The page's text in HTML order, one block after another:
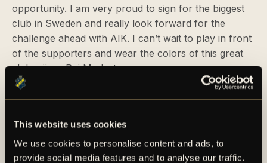
This website uses cookies
We use cookies to personalise content and ads, to
provide social media features and to analyse our traffic.
opportunity. I am very proud to sign for the biggest
club in Sweden and really look forward for the
challenge ahead with AIK. I can’t wait to play in front
of the supporters and wear the colors of this great
club, säger Rui Modesto.
För en längre faktapresentation av Rui Modesto, se
Nya bilder på Rui Modesto finns hos AIK Fotbolls
samarbetspartner Bildbyrån.